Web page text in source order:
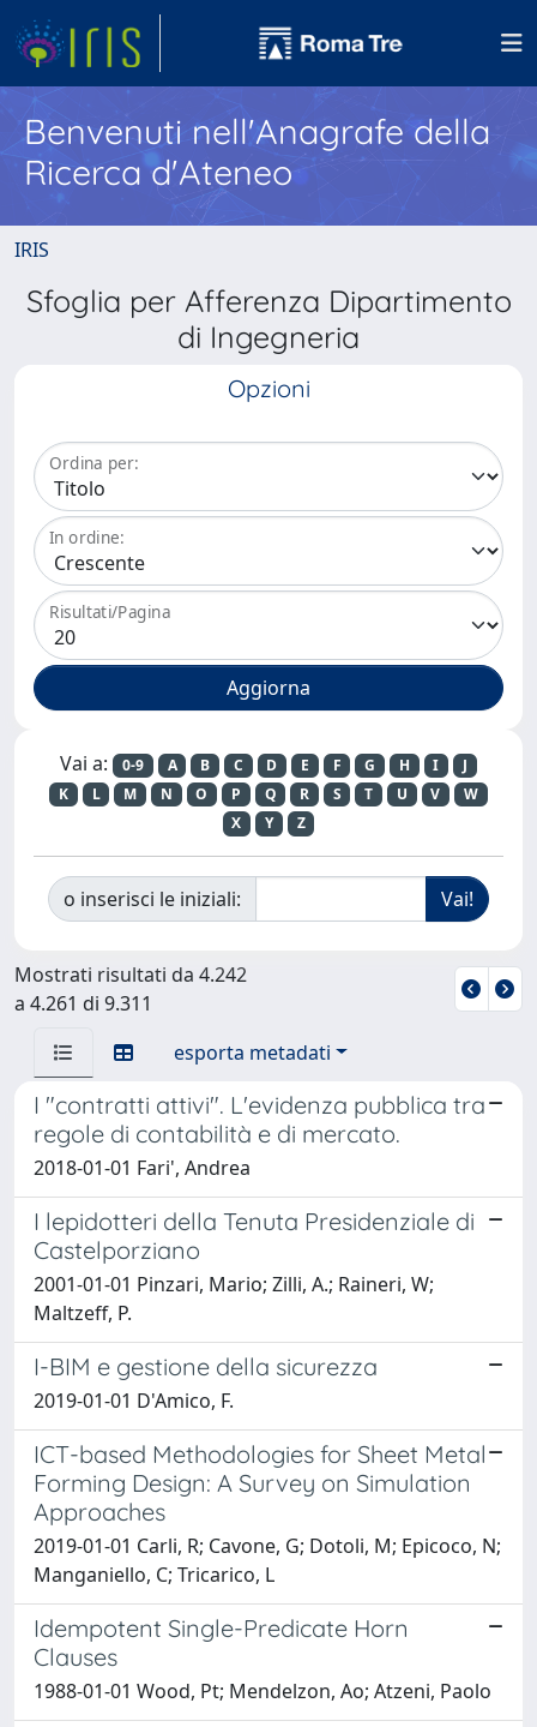
Benvenuti nell'Anagrafe della
Ricerca d'Ateneo
IRIS
Sfoglia per Afferenza Dipartimento
di Ingegneria
Opzioni
Ordina per:
In ordine:
Risultati/Pagina
Vai a: 0-9 A B C D E F G H I
J
K
L M N O P Q R S T U V
W
X
Y Z
o inserisci le iniziali:
Mostrati risultati da 4.242
a 4.261 di 9.311
esporta metadati
I "contratti attivi". L'evidenza pubblica tra
regole di contabilità e di mercato.
2018-01-01 Fari', Andrea
I lepidotteri della Tenuta Presidenziale di
Castelporziano
2001-01-01 Pinzari, Mario; Zilli, A.; Raineri, W;
Maltzeff, P.
I-BIM e gestione della sicurezza
2019-01-01 D'Amico, F.
ICT-based Methodologies for Sheet Metal
Forming Design: A Survey on Simulation
Approaches
2019-01-01 Carli, R; Cavone, G; Dotoli, M; Epicoco, N;
Manganiello, C; Tricarico, L
Idempotent Single-Predicate Horn
Clauses
1988-01-01 Wood, Pt; Mendelzon, Ao; Atzeni, Paolo